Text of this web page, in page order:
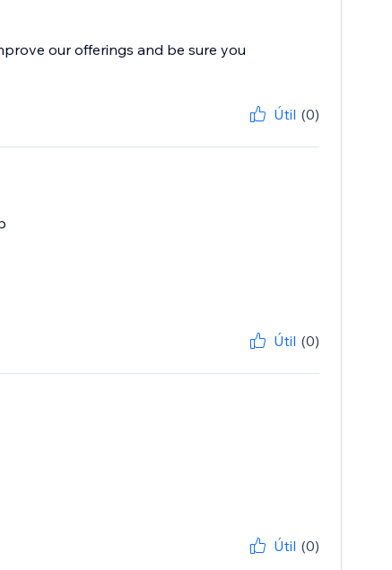
our offerings and be sure you
Útil (0)
Útil (0)
Útil (0)